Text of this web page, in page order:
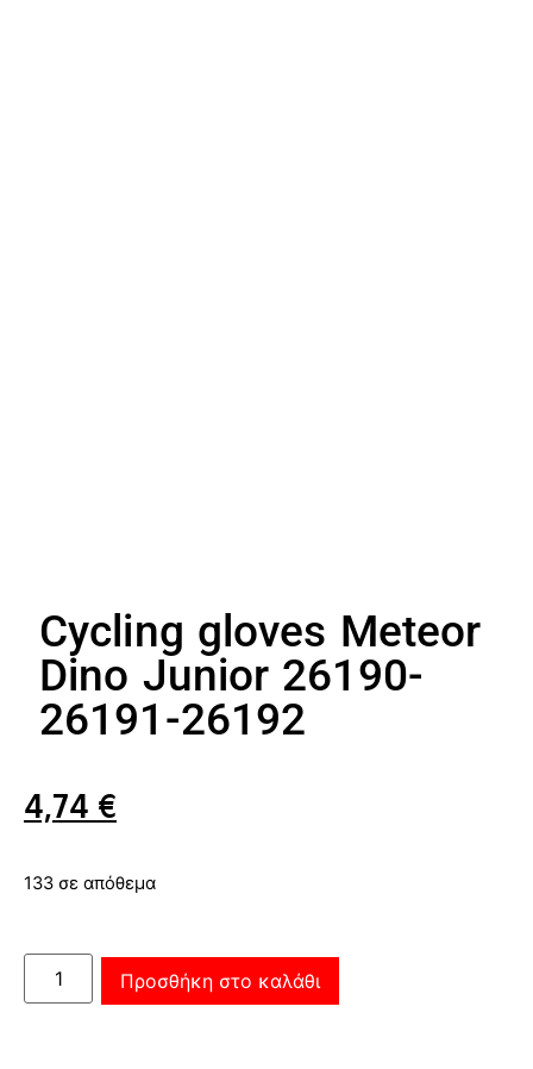
Cycling gloves Meteor
Dino Junior 26190-
26191-26192
4,74 €
133 σε απόθεμα
Προσθήκη στο καλάθι